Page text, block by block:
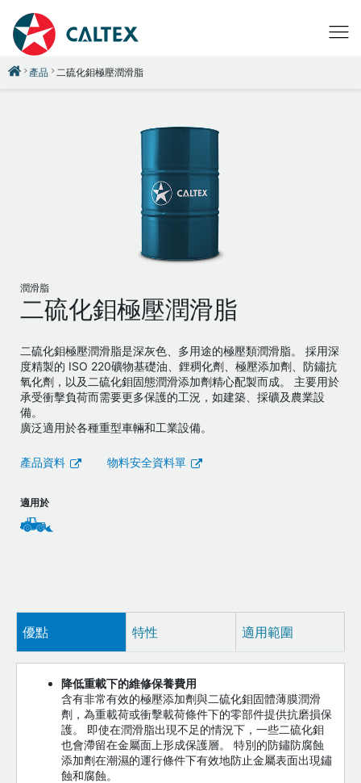
產品 二硫化鉬極壓潤滑脂
潤滑脂
二硫化鉬極壓潤滑脂
二硫化鉬極壓潤滑脂是深灰色、多用途的極壓類潤滑脂。 採用深
度精製的 ISO 220礦物基礎油、鋰稠化劑、極壓添加劑、防鏽抗
氧化劑，以及二硫化鉬固態潤滑添加劑精心配製而成。 主要用於
承受衝擊負荷而需要更多保護的工況，如建築、採礦及農業設
備。
廣泛適用於各種重型車輛和工業設備。
產品資料 物料安全資料單
適用於
優點 特性 適用範圍
降低重載下的維修保養費用
含有非常有效的極壓添加劑與二硫化鉬固體薄膜潤滑
劑，為重載荷或衝擊載荷條件下的零部件提供抗磨損保
護。 即使在潤滑脂出現不足的情況下，一些二硫化鉬
也會滯留在金屬面上形成保護層。 特別的防鏽防腐蝕
添加劑在潮濕的運行條件下有效地防止金屬表面出現鏽
蝕和腐蝕。